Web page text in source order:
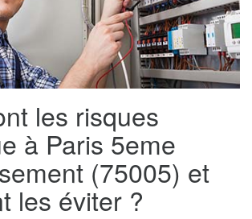
les risques
à Paris 5eme
(75005) et
les éviter ?